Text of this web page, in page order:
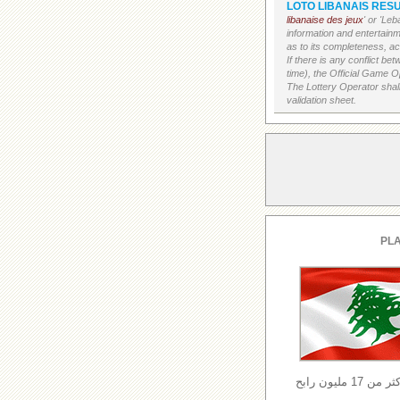
LOTO LIBANAIS
libanaise des jeux' or
information and
as to its completeness,
If there is any conflict
time), the Official Game
The Lottery Operator
validation sheet.